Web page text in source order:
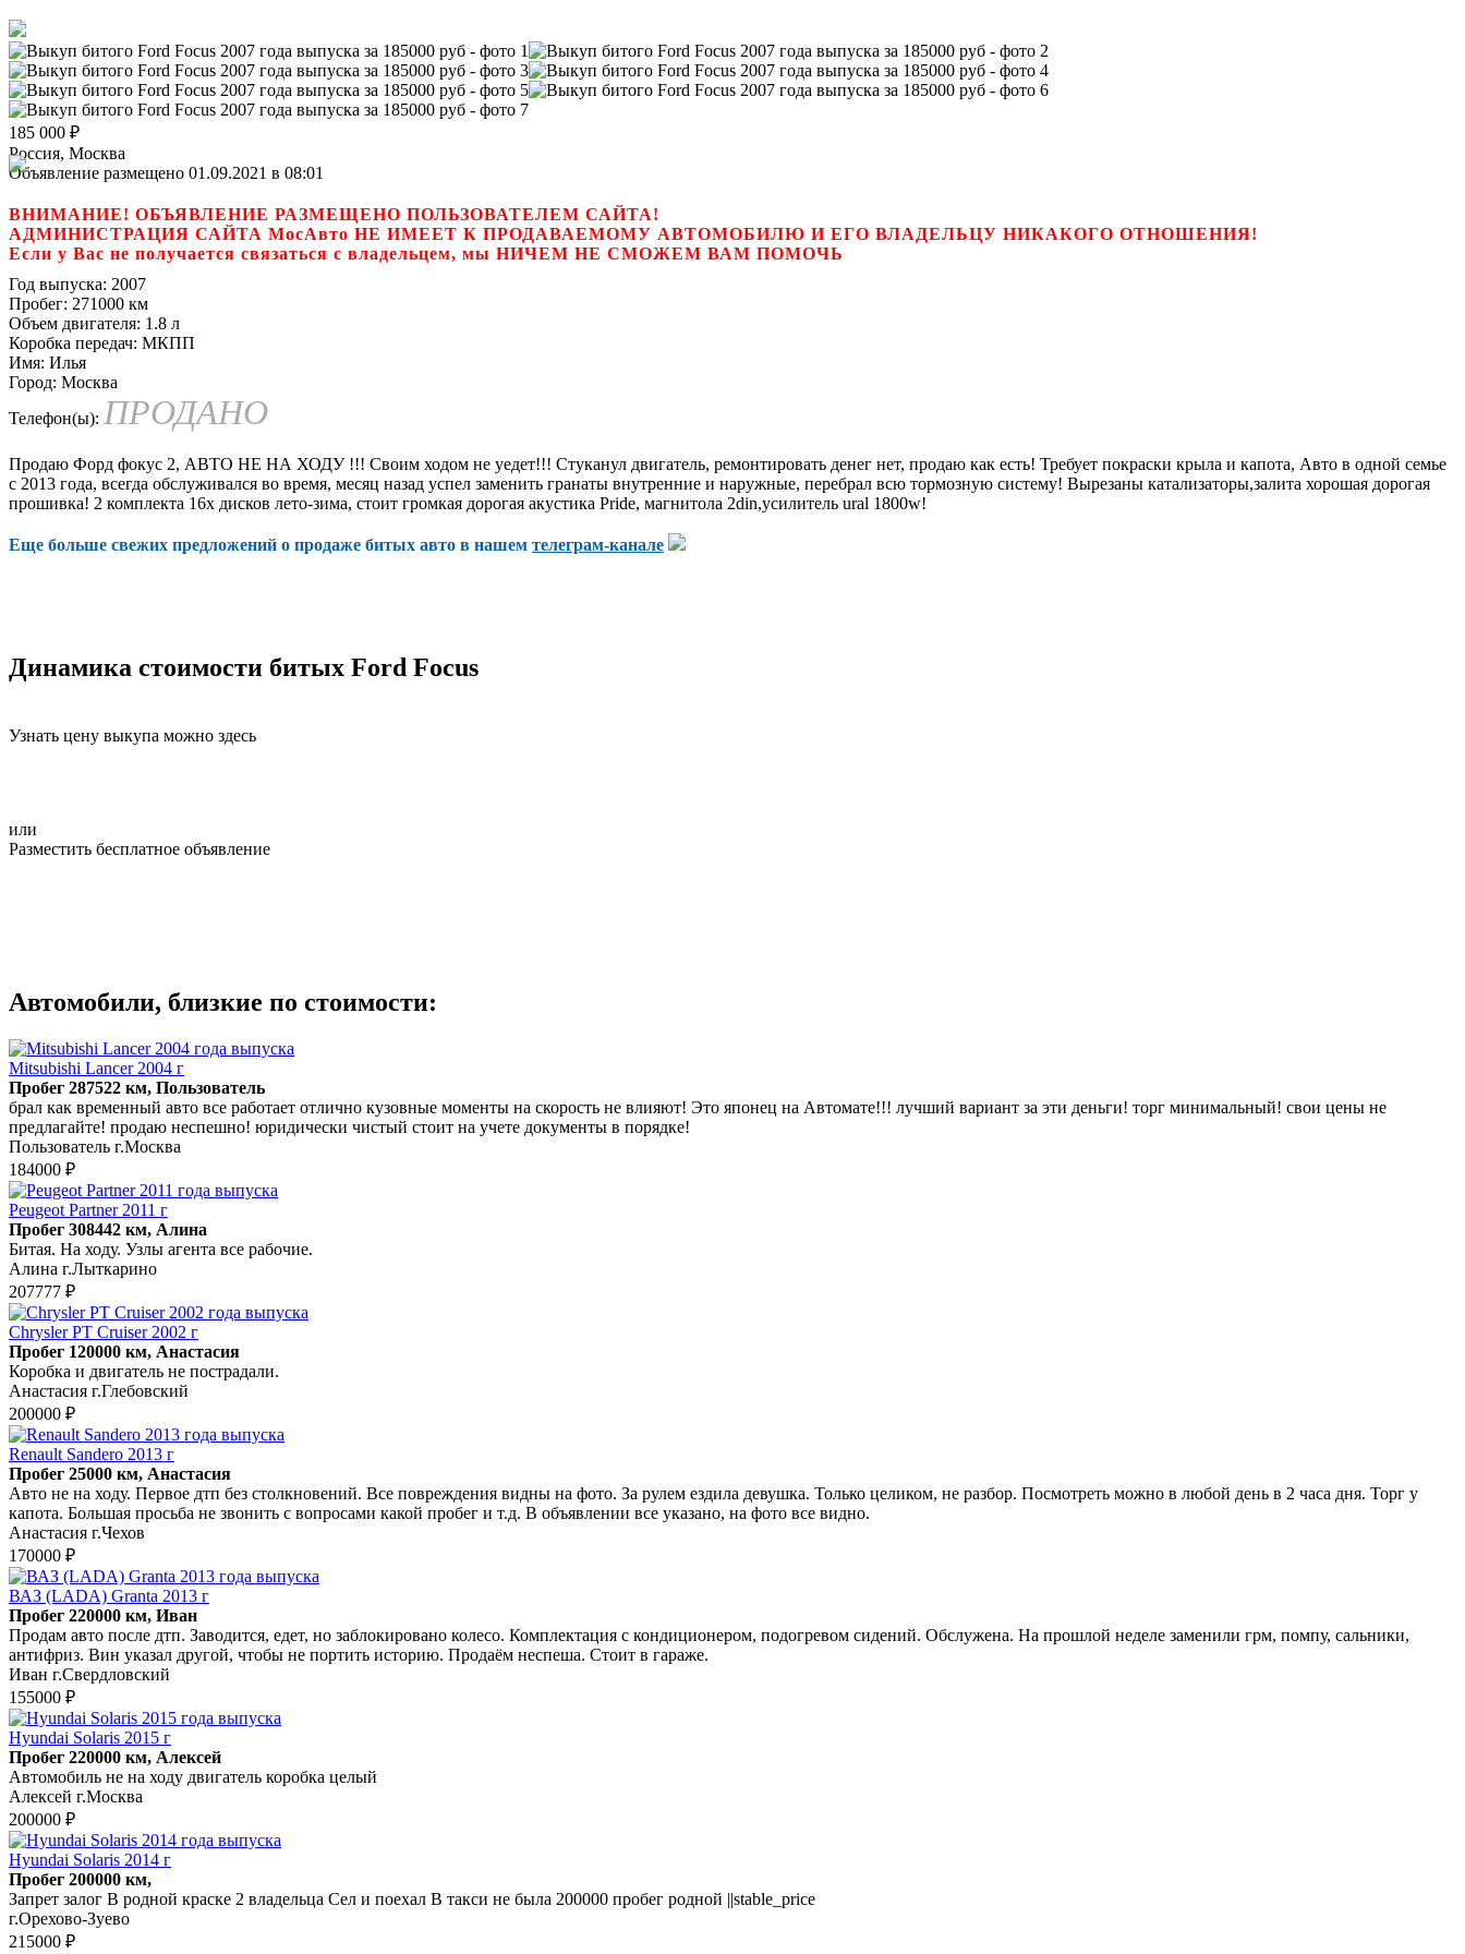
185 000 ₽
Россия, Москва
Объявление размещено 01.09.2021 в 08:01
ВНИМАНИЕ! ОБЪЯВЛЕНИЕ РАЗМЕЩЕНО ПОЛЬЗОВАТЕЛЕМ САЙТА!
АДМИНИСТРАЦИЯ САЙТА МосАвто НЕ ИМЕЕТ К ПРОДАВАЕМОМУ АВТОМОБИЛЮ И ЕГО ВЛАДЕЛЬЦУ НИКАКОГО ОТНОШЕНИЯ!
Если у Вас не получается связаться с владельцем, мы НИЧЕМ НЕ СМОЖЕМ ВАМ ПОМОЧЬ
Год выпуска: 2007
Пробег: 271000 км
Объем двигателя: 1.8 л
Коробка передач: МКПП
Имя: Илья
Город: Москва
Телефон(ы): ПРОДАНО
Продаю Форд фокус 2, АВТО НЕ НА ХОДУ !!! Своим ходом не уедет!!! Стуканул двигатель, ремонтировать денег нет, продаю как есть! Требует покраски крыла и капота, Авто в одной семье
с 2013 года, всегда обслуживался во время, месяц назад успел заменить гранаты внутренние и наружные, перебрал всю тормозную систему! Вырезаны катализаторы,залита хорошая дорогая
прошивка! 2 комплекта 16х дисков лето-зима, стоит громкая дорогая акустика Pride, магнитола 2din,усилитель ural 1800w!
Еще больше свежих предложений о продаже битых авто в нашем телеграм-канале
Динамика стоимости битых Ford Focus
Узнать цену выкупа можно здесь
или
Разместить бесплатное объявление
Автомобили, близкие по стоимости:
Mitsubishi Lancer 2004 г
Пробег 287522 км, Пользователь
брал как временный авто все работает отлично кузовные моменты на скорость не влияют! Это японец на Автомате!!! лучший вариант за эти деньги! торг минимальный! свои цены не
предлагайте! продаю неспешно! юридически чистый стоит на учете документы в порядке!
Пользователь г.Москва
184000 ₽
Peugeot Partner 2011 г
Пробег 308442 км, Алина
Битая. На ходу. Узлы агента все рабочие.
Алина г.Лыткарино
207777 ₽
Chrysler PT Cruiser 2002 г
Пробег 120000 км, Анастасия
Коробка и двигатель не пострадали.
Анастасия г.Глебовский
200000 ₽
Renault Sandero 2013 г
Пробег 25000 км, Анастасия
Авто не на ходу. Первое дтп без столкновений. Все повреждения видны на фото. За рулем ездила девушка. Только целиком, не разбор. Посмотреть можно в любой день в 2 часа дня. Торг у
капота. Большая просьба не звонить с вопросами какой пробег и т.д. В объявлении все указано, на фото все видно.
Анастасия г.Чехов
170000 ₽
ВАЗ (LADA) Granta 2013 г
Пробег 220000 км, Иван
Продам авто после дтп. Заводится, едет, но заблокировано колесо. Комплектация с кондиционером, подогревом сидений. Обслужена. На прошлой неделе заменили грм, помпу, сальники,
антифриз. Вин указал другой, чтобы не портить историю. Продаём неспеша. Стоит в гараже.
Иван г.Свердловский
155000 ₽
Hyundai Solaris 2015 г
Пробег 220000 км, Алексей
Автомобиль не на ходу двигатель коробка целый
Алексей г.Москва
200000 ₽
Hyundai Solaris 2014 г
Пробег 200000 км,
Запрет залог В родной краске 2 владельца Сел и поехал В такси не была 200000 пробег родной ||stable_price
г.Орехово-Зуево
215000 ₽